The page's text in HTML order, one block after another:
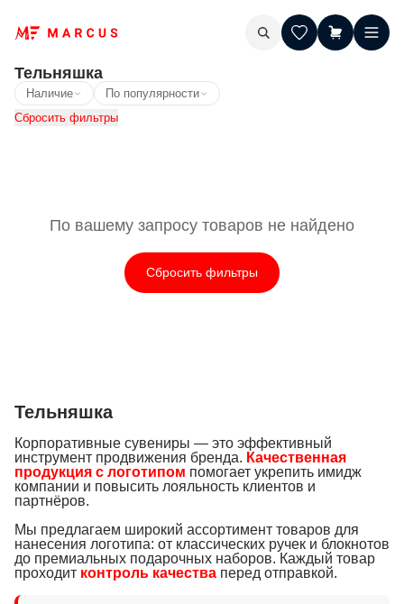
Тельняшка
Наличие
По популярности
Сбросить фильтры
По вашему запросу товаров не найдено
Сбросить фильтры
Тельняшка
Корпоративные сувениры — это эффективный
инструмент продвижения бренда. Качественная
продукция с логотипом помогает укрепить имидж
компании и повысить лояльность клиентов и
партнёров.
Мы предлагаем широкий ассортимент товаров для
нанесения логотипа: от классических ручек и блокнотов
до премиальных подарочных наборов. Каждый товар
проходит контроль качества перед отправкой.